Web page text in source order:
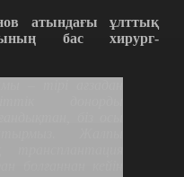
атындағы ұлттық
бас хирург-